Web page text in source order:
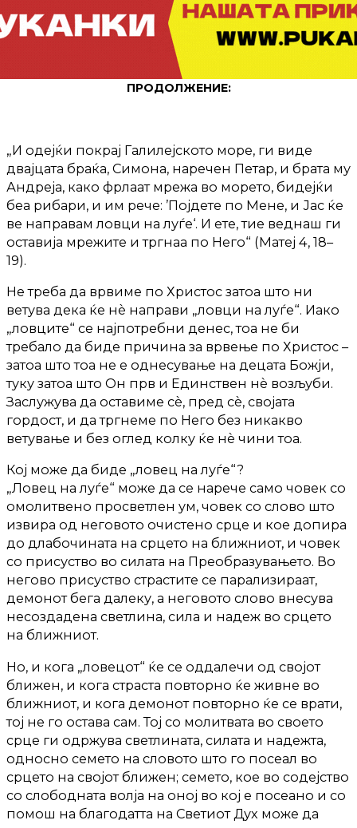
ПРОДОЛЖЕНИЕ:
„И одејќи покрај Галилејското море, ги виде
двајцата браќа, Симона, наречен Петар, и брата му
Андреја, како фрлаат мрежа во морето, бидејќи
беа рибари, и им рече: ’Појдете по Мене, и Јас ќе
ве направам ловци на луѓе‘. И ете, тие веднаш ги
оставија мрежите и тргнаа по Него“ (Матеј 4, 18–
19).
Не треба да врвиме по Христос затоа што ни
ветува дека ќе нè направи „ловци на луѓе“. Иако
„ловците“ се најпотребни денес, тоа не би
требало да биде причина за врвење по Христос –
затоа што тоа не е однесување на децата Божји,
туку затоа што Он прв и Единствен нè возљуби.
Заслужува да оставиме сè, пред сè, својата
гордост, и да тргнеме по Него без никакво
ветување и без оглед колку ќе нè чини тоа.
Кој може да биде „ловец на луѓе“?
„Ловец на луѓе“ може да се нарече само човек со
омолитвено просветлен ум, човек со слово што
извира од неговото очистено срце и кое допира
до длабочината на срцето на ближниот, и човек
со присуство во силата на Преобразувањето. Во
негово присуство страстите се парализираат,
демонот бега далеку, а неговото слово внесува
несоздадена светлина, сила и надеж во срцето
на ближниот.
Но, и кога „ловецот“ ќе се оддалечи од својот
ближен, и кога страста повторно ќе живне во
ближниот, и кога демонот повторно ќе се врати,
тој не го остава сам. Тој со молитвата во своето
срце ги одржува светлината, силата и надежта,
односно семето на словото што го посеал во
срцето на својот ближен; семето, кое во содејство
со слободната волја на оној во кој е посеано и со
помош на благодатта на Светиот Дух може да